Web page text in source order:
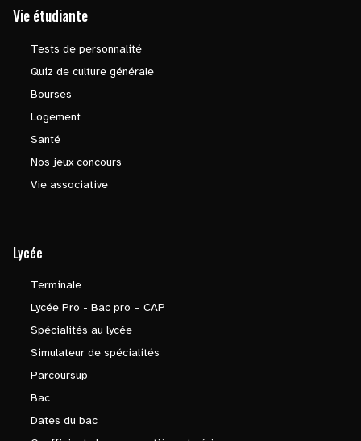
Vie étudiante
Tests de personnalité
Quiz de culture générale
Bourses
Logement
Santé
Nos jeux concours
Vie associative
Lycée
Terminale
Lycée Pro - Bac pro – CAP
Spécialités au lycée
Simulateur de spécialités
Parcoursup
Bac
Dates du bac